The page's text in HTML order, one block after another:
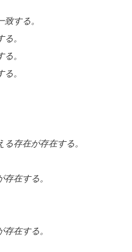
する。
。
。
。
存在が存在する。
在する。
在する。